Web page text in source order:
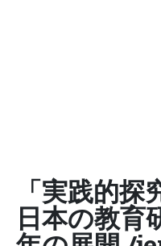
「実践的
日本の教育